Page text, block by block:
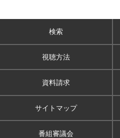
検索
視聴方法
資料請求
サイトマップ
番組審議会